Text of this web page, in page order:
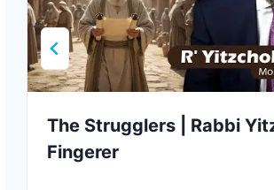
The Strugglers | Rabbi
Fingerer